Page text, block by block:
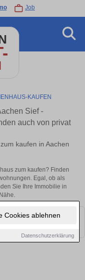
Cookies ablehnen
Datenschutzerklärung
Job
KAUFEN
Sief -
auch von privat
kaufen in Aachen
zum kaufen? Finden
Egal, ob als
Sie Ihre Immobilie in
finden. Schauen Sie